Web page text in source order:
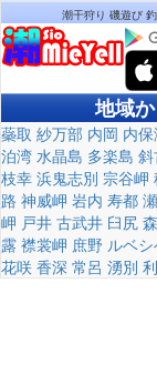
潮干狩り 磯遊び
地域
蘂取 紗万部 内岡 内
泊湾 水晶島 多楽島
枝幸 浜鬼志別 宗谷岬
路 神威岬 岩内 寿都
岬 戸井 古武井 臼尻 森
露 襟裳岬 庶野 ルベ
花咲 香深 常呂 湧別